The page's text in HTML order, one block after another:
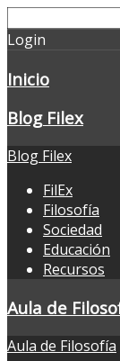
Login
Inicio
Blog Filex
Blog Filex
FilEx
Filosofía
Sociedad
Educación
Recursos
Aula de
Aula de Filosofía